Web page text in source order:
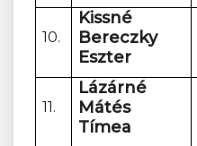
10.
Kissné
Bereczky
Eszter
11.
Lázárné
Mátés
Tímea